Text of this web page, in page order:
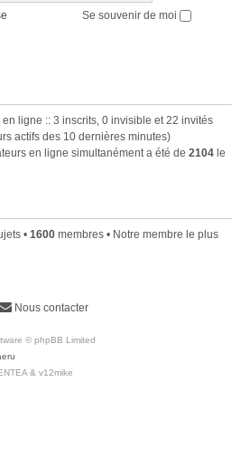
Se souvenir de moi
ligne :: 3 inscrits, 0 invisible et 22 invités
actifs des 10 dernières minutes)
en ligne simultanément a été de 2104 le
• 1600 membres • Notre membre le plus
Nous contacter
© phpBB Limited
& v12mike